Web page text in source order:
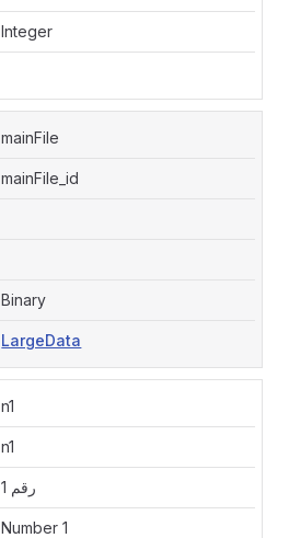
Integer
mainFile
mainFile_id
Binary
LargeData
n1
n1
رقم 1
Number 1